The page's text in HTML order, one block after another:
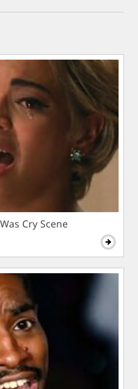
Cry Scene